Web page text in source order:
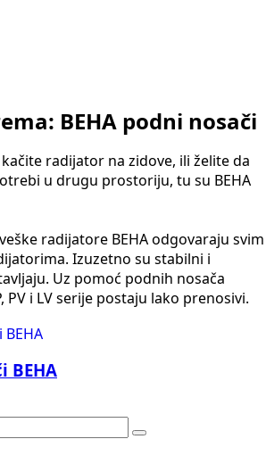
BEHA podni nosači
radijator na zidove, ili želite da
u drugu prostoriju, tu su BEHA
radijatore BEHA odgovaraju svim
Izuzetno su stabilni i
Uz pomoć podnih nosača
i LV serije postaju lako prenosivi.
BEHA